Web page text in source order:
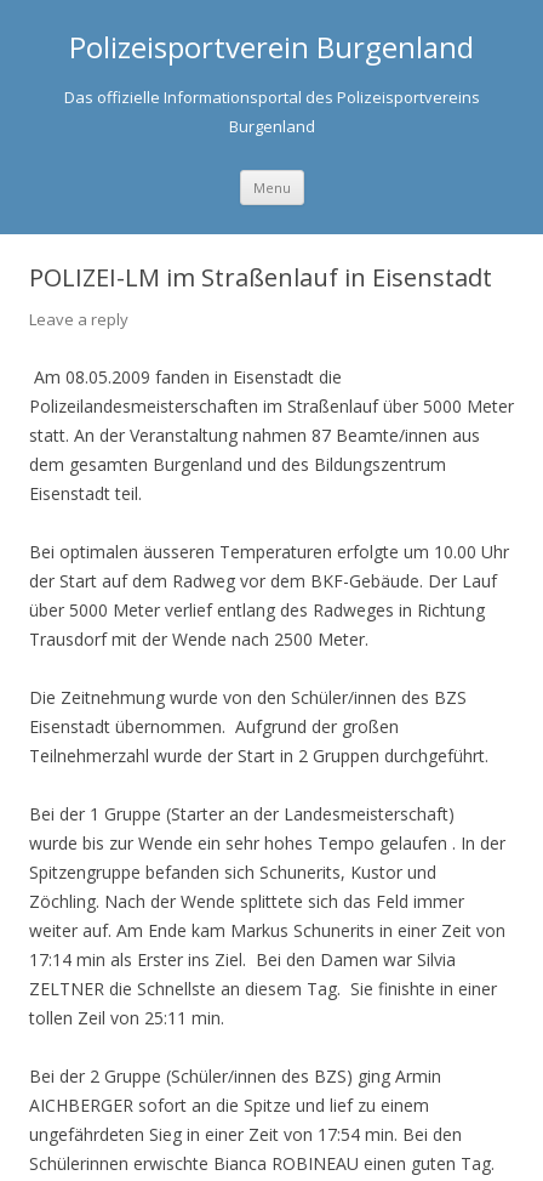
Polizeisportverein Burgenland
Das offizielle Informationsportal des Polizeisportvereins
Burgenland
Menu Skip to content
POLIZEI-LM im Straßenlauf in Eisenstadt
Leave a reply
Am 08.05.2009 fanden in Eisenstadt die
Polizeilandesmeisterschaften im Straßenlauf über 5000 Meter
statt. An der Veranstaltung nahmen 87 Beamte/innen aus
dem gesamten Burgenland und des Bildungszentrum
Eisenstadt teil.
Bei optimalen äusseren Temperaturen erfolgte um 10.00 Uhr
der Start auf dem Radweg vor dem BKF-Gebäude. Der Lauf
über 5000 Meter verlief entlang des Radweges in Richtung
Trausdorf mit der Wende nach 2500 Meter.
Die Zeitnehmung wurde von den Schüler/innen des BZS
Eisenstadt übernommen. Aufgrund der großen
Teilnehmerzahl wurde der Start in 2 Gruppen durchgeführt.
Bei der 1 Gruppe (Starter an der Landesmeisterschaft)
wurde bis zur Wende ein sehr hohes Tempo gelaufen . In der
Spitzengruppe befanden sich Schunerits, Kustor und
Zöchling. Nach der Wende splittete sich das Feld immer
weiter auf. Am Ende kam Markus Schunerits in einer Zeit von
17:14 min als Erster ins Ziel. Bei den Damen war Silvia
ZELTNER die Schnellste an diesem Tag. Sie finishte in einer
tollen Zeil von 25:11 min.
Bei der 2 Gruppe (Schüler/innen des BZS) ging Armin
AICHBERGER sofort an die Spitze und lief zu einem
ungefährdeten Sieg in einer Zeit von 17:54 min. Bei den
Schülerinnen erwischte Bianca ROBINEAU einen guten Tag.